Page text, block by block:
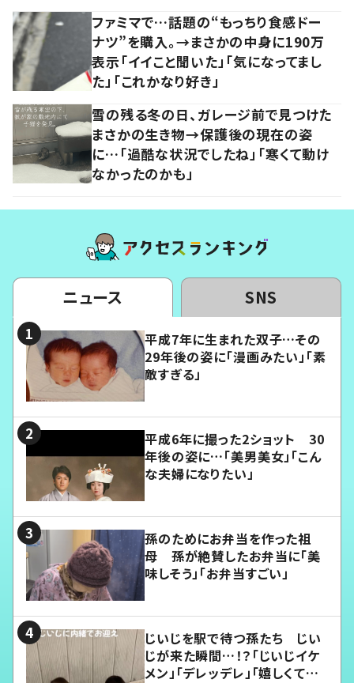
ファミマで…話題の“もっちり食感ドー
ナツ”を購入。→まさかの中身に190万
表示「イイこと聞いた」「気になってまし
た」「これかなり好き」
雪の残る冬の日、ガレージ前で見つけた
まさかの生き物→保護後の現在の姿
に…「過酷な状況でしたね」「寒くて動け
なかったのかも」
ニュース SNS
平成7年に生まれた双子…その
29年後の姿に「漫画みたい」「素
敵すぎる」
平成6年に撮った2ショット 30
年後の姿に…「美男美女」「こん
な夫婦になりたい」
孫のためにお弁当を作った祖
母 孫が絶賛したお弁当に「美
味しそう」「お弁当すごい」
じいじを駅で待つ孫たち じい
じが来た瞬間…！？「じいじイケ
メン」「デレッデレ」「嬉しくて可